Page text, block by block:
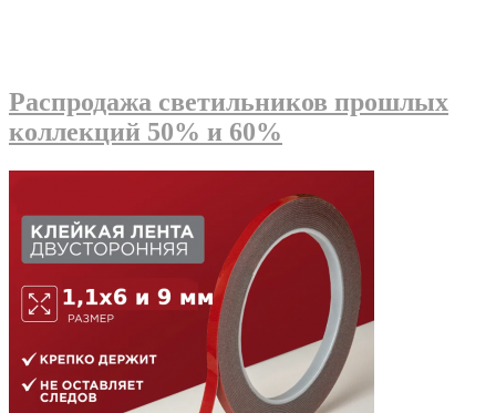
Распродажа светильников прошлых
коллекций 50% и 60%